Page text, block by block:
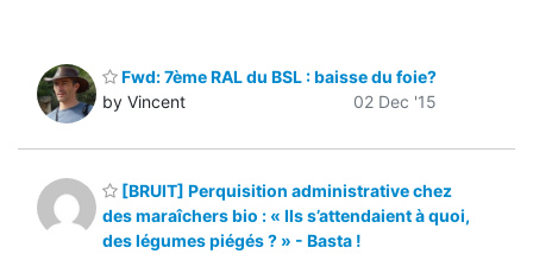
Fwd: 7ème RAL du BSL : baisse du foie?
by Vincent
02 Dec '15
[BRUIT] Perquisition administrative chez
des maraîchers bio : « Ils s’attendaient à quoi,
des légumes piégés ? » - Basta !